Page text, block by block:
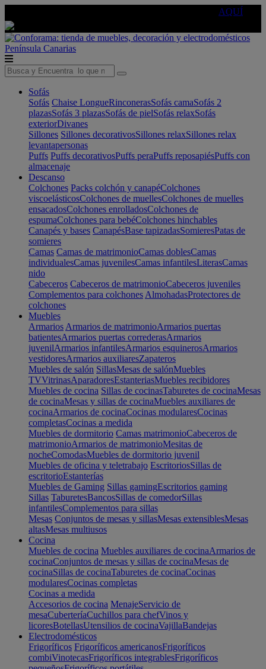
AQUÍ
Península Canarias
Sofás
Sofás Chaise LongueRinconerasSofás camaSofás 2
plazasSofás 3 plazasSofás de pielSofás relaxSofás
exteriorDivanes
Sillones Sillones decorativosSillones relaxSillones relax
levantapersonas
Puffs Puffs decorativosPuffs peraPuffs reposapiésPuffs con
almacenaje
Descanso
Colchones Packs colchón y canapéColchones
viscoelásticosColchones de muellesColchones de muelles
ensacadosColchones enrolladosColchones de
espumaColchones para bebéColchones hinchables
Canapés y bases CanapésBase tapizadasSomieresPatas de
somieres
Camas Camas de matrimonioCamas doblesCamas
individualesCamas juvenilesCamas infantilesLiterasCamas
nido
Cabeceros Cabeceros de matrimonioCabeceros juveniles
Complementos para colchones AlmohadasProtectores de
colchones
Muebles
Armarios Armarios de matrimonioArmarios puertas
batientesArmarios puertas correderasArmarios
juvenilArmarios infantilesArmarios esquinerosArmarios
vestidoresArmarios auxiliaresZapateros
Muebles de salón SillasMesas de salónMuebles
TVVitrinasAparadoresEstanteriasMuebles recibidores
Muebles de cocina Sillas de cocinasTaburetes de cocinaMesas
de cocinaMesas y sillas de cocinaMuebles auxiliares de
cocinaArmarios de cocinaCocinas modularesCocinas
completasCocinas a medida
Muebles de dormitorio Camas matrimonioCabeceros de
matrimonioArmarios de matrimonioMesitas de
nocheComodasMuebles de dormitorio juvenil
Muebles de oficina y teletrabajo EscritoriosSillas de
escritorioEstanterías
Muebles de Gaming Sillas gamingEscritorios gaming
Sillas TaburetesBancosSillas de comedorSillas
infantilesComplementos para sillas
Mesas Conjuntos de mesas y sillasMesas extensiblesMesas
altasMesas multiusos
Cocina
Muebles de cocina Muebles auxiliares de cocinaArmarios de
cocinaConjuntos de mesas y sillas de cocinaMesas de
cocinaSillas de cocinaTaburetes de cocinaCocinas
modularesCocinas completas
Cocinas a medida
Accesorios de cocina MenajeServicio de
mesaCuberteríaCuchillos para chefVinos y
licoresBotellasUtensilios de cocinaVajillaBandejas
Electrodomésticos
Frigoríficos Frigoríficos americanosFrigoríficos
combiVinotecasFrigoríficos integrablesFrigoríficos